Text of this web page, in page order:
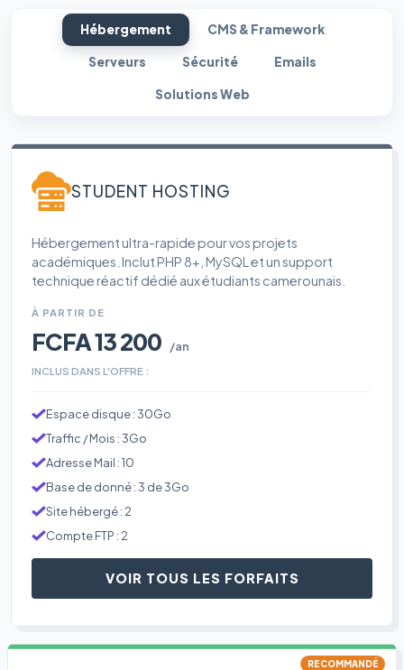
Hébergement CMS & Framework
Serveurs Sécurité Emails
Solutions Web
STUDENT HOSTING
Hébergement ultra-rapide pour vos projets
académiques. Inclut PHP 8+, MySQL et un support
technique réactif dédié aux étudiants camerounais.
À PARTIR DE
FCFA 13 200 /an
INCLUS DANS L'OFFRE :
Espace disque : 30Go
Traffic / Mois : 3Go
Adresse Mail : 10
Base de donné : 3 de 3Go
Site hébergé : 2
Compte FTP : 2
VOIR TOUS LES FORFAITS
RECOMMANDÉ